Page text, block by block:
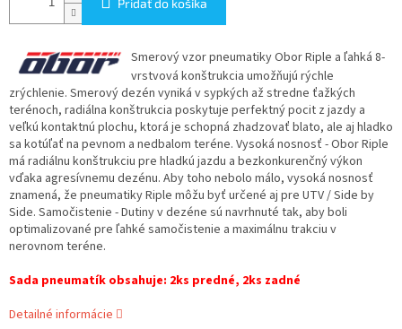
Pridať do košíka
Smerový vzor pneumatiky Obor Riple a ľahká 8-
vrstvová konštrukcia umožňujú rýchle
zrýchlenie. Smerový dezén vyniká v sypkých až stredne ťažkých
terénoch, radiálna konštrukcia poskytuje perfektný pocit z jazdy a
veľkú kontaktnú plochu, ktorá je schopná zhadzovať blato, ale aj hladko
sa kotúľať na pevnom a nedbalom teréne. Vysoká nosnosť - Obor Riple
má radiálnu konštrukciu pre hladkú jazdu a bezkonkurenčný výkon
vďaka agresívnemu dezénu. Aby toho nebolo málo, vysoká nosnosť
znamená, že pneumatiky Riple môžu byť určené aj pre UTV / Side by
Side. Samočistenie - Dutiny v dezéne sú navrhnuté tak, aby boli
optimalizované pre ľahké samočistenie a maximálnu trakciu v
nerovnom teréne.
Sada pneumatík obsahuje: 2ks predné, 2ks zadné
Detailné informácie